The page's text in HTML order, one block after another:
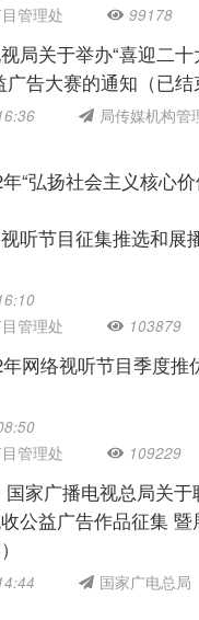
管理处
99178
局关于举办“喜迎二
告大赛的通知（已结
局传媒机构管
“弘扬社会主义核心
听节目征集推选和展
管理处
103879
网络视听节目季度推
管理处
109229
国家广播电视总局关于
公益广告作品征集 暨
国家广电总局